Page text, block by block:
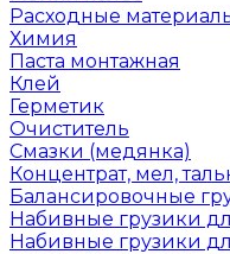
Расходные
Химия
Паста монтажная
Клей
Герметик
Очиститель
Смазки (медянка)
Концентрат, мел,
Балансировочные
Набивные грузики
Набивные грузики